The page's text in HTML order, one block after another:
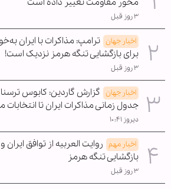
محور مقاومت تغییر داده است
۳ روز قبل
اخبار جهان ترامپ: مذاکرات با ایران
برای بازگشایی تنگه هرمز نزدیک است!
۳ روز قبل
اخبار جهان گزارش گاردین: کابوس
جدول زمانی مذاکرات ایران تا انتخابات
دیروز ۱۰:۴۱
اخبار مهم روایت العربیه از توافق
بازگشایی تنگه هرمز
۳ روز قبل